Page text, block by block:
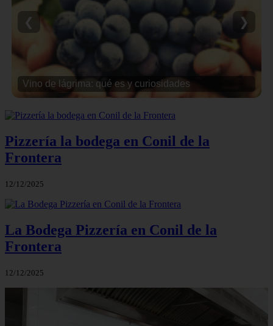
Vino de lágrima: qué es y curiosidades
❮ ❯
Pizzería la bodega en Conil de la
Frontera
12/12/2025
La Bodega Pizzería en Conil de la
Frontera
12/12/2025